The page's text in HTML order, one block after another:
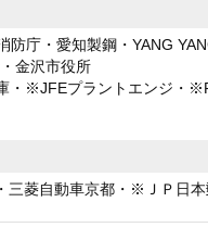
庁・愛知製鋼・YANG
金沢市役所
・※JFEプラントエンジ・
三菱自動車京都・※ＪＰ日